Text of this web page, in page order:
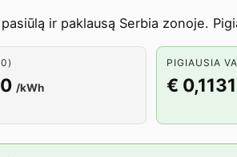
ir paklausą Serbia zonoje.
/kWh
PIGIAUSIA
€ 0,1131